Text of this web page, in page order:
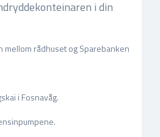
i din
mellom rådhuset og Sparebanken
i Fosnavåg.